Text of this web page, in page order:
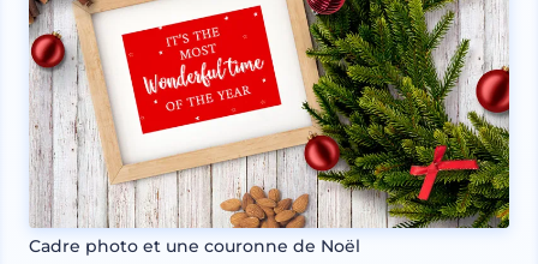
Cadre photo et une couronne de Noël